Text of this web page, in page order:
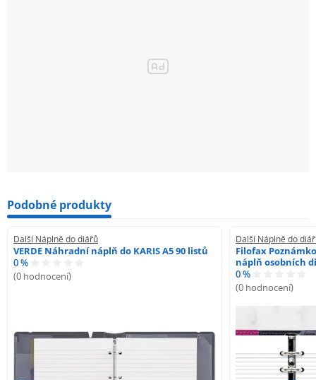
Podobné produkty
Další Náplně do diářů
VERDE Náhradní náplň do KARIS A5 90 listů
0 %
(0 hodnocení)
Další Náplně do
Filofax
náplň osobních
0 %
(0 hodnocení)